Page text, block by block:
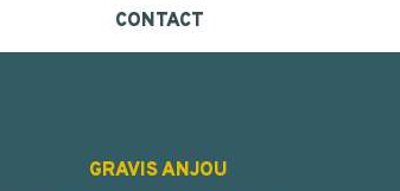
CONTACT
GRAVIS ANJOU